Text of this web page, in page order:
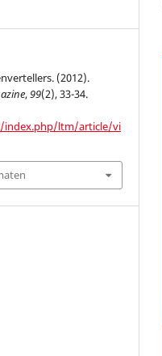
(2012).
,99(2), 33-34.
index.php/ltm/article/vi